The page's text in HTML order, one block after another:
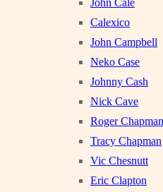
John Cale
Calexico
John Campbell
Neko Case
Johnny Cash
Nick Cave
Roger Chapman
Tracy Chapman
Vic Chesnutt
Eric Clapton